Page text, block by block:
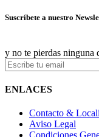
Suscríbete a nuestro
y no te pierdas ninguna
ENLACES
Contacto &
Aviso Legal
Condiciones